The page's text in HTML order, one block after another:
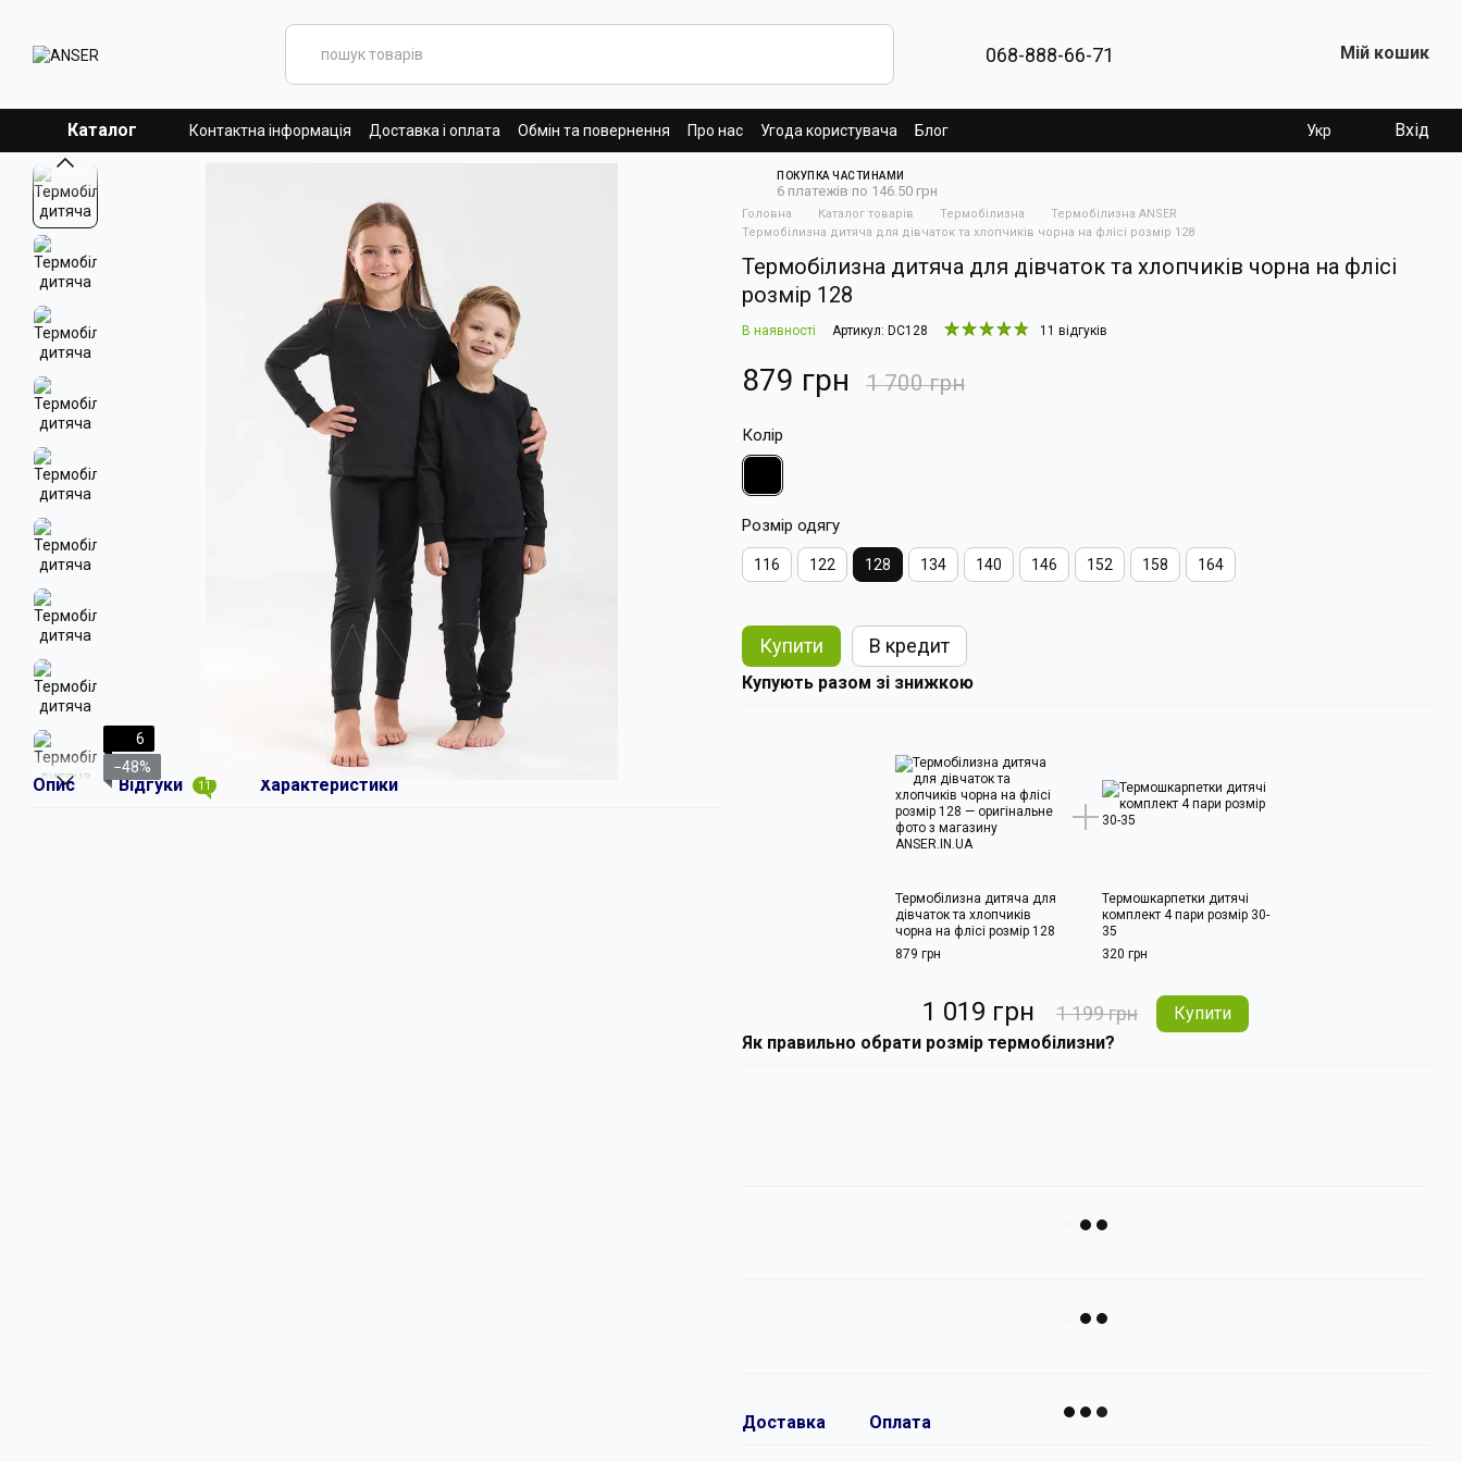
068-888-66-71 Мій кошик
Каталог Контактна інформація Доставка і оплата Обмін та повернення Про нас Угода користувача Блог Укр Вхід
6
−48%
Опис Відгуки 11 Характеристики
ПОКУПКА ЧАСТИНАМИ
6 платежів по 146.50 грн
Головна Каталог товарів Термобілизна
Термобілизна ANSER
Термобілизна дитяча для дівчаток та хлопчиків чорна на флісі розмір 128
Термобілизна дитяча для дівчаток та хлопчиків чорна на флісі
розмір 128
В наявності Артикул: DC128 11 відгуків
879 грн 1 700 грн
Колір
Розмір одягу
116 122 128 134 140 146 152 158 164
Купити В кредит
Купують разом зі знижкою
Термобілизна дитяча для
дівчаток та хлопчиків
чорна на флісі розмір 128
879 грн
Термошкарпетки дитячі
комплект 4 пари розмір 30-
35
320 грн
1 019 грн 1 199 грн
Купити
Як правильно обрати розмір термобілизни?
Доставка Оплата